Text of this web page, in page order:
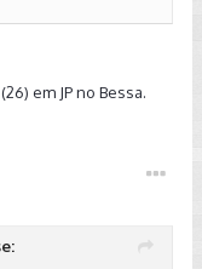
150km/h até agora
em JP no Bessa.